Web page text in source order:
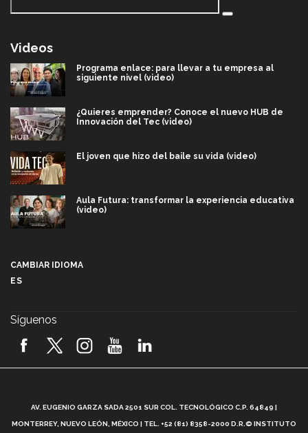
Videos
Programa enlace: para llevar a tu empresa al
siguiente nivel (video)
¿Quieres emprender? Conoce el nuevo HUB de
Innovación del Tec (video)
El joven que hizo del baile su vida (video)
Aula Futura: transformar la experiencia educativa
(video)
2026! (video)
¿Cómo es el Modelo Educativo Tec? (video)
CAMBIAR IDIOMA
ES
Síguenos
AV. EUGENIO GARZA SADA 2501 SUR COL. TECNOLÓGICO C.P. 64849 |
MONTERREY, NUEVO LEÓN, MÉXICO | TEL. +52 (81) 8358-2000 D.R.© INSTITUTO